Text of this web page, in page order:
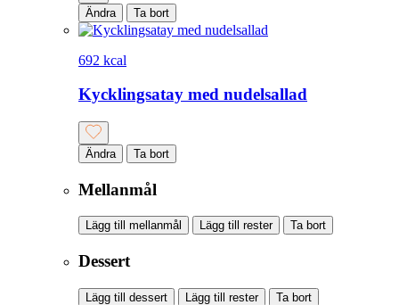
Ändra Ta bort
692 kcal
Kycklingsatay med nudelsallad
Ändra Ta bort
Mellanmål
Lägg till mellanmål Lägg till rester Ta bort
Dessert
Lägg till dessert Lägg till rester Ta bort